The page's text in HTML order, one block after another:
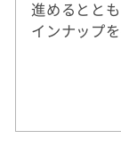
進めるとと
インナップ